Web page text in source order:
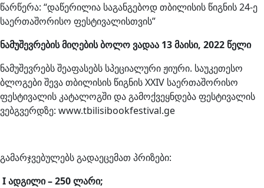
წარწერა: “დაწერილია საგანგებოდ თბილისის წიგნის 24-ე
საერთაშორისო ფესტივალისთვის”
ნამუშევრების მიღების ბოლო ვადაა 13 მაისი, 2022 წელი
ნამუშევრებს შეაფასებს სპეციალური ჟიური. საუკეთესო
ბლოგები შევა თბილისის წიგნის XXIV საერთაშორისო
ფესტივალის კატალოგში და გამოქვეყნდება ფესტივალის
ვებგვერდზე: www.tbilisibookfestival.ge
გამარჯვებულებს გადაეცემათ პრიზები:
I ადგილი – 250 ლარი;